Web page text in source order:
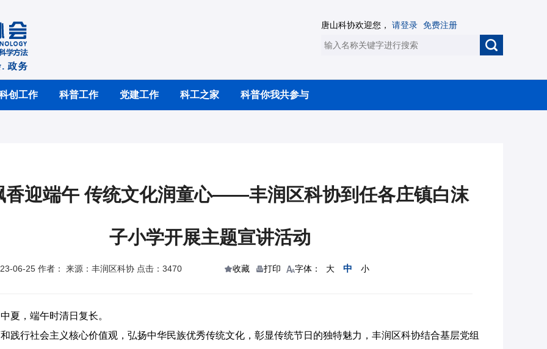
唐山科协欢迎您， 请登录 免费注册
创工作 科普工作 党建工作 科工之家 科普你我共参与
香迎端午 传统文化润童心——丰润区科协到任各庄镇白沫
子小学开展主题宣讲活动
06-25 作者： 来源：丰润区科协 点击：3470 收藏 打印 字体： 大 中 小
夏，端午时清日复长。
践行社会主义核心价值观，弘扬中华民族优秀传统文化，彰显传统节日的独特魅力，丰润区科协结合基层党组